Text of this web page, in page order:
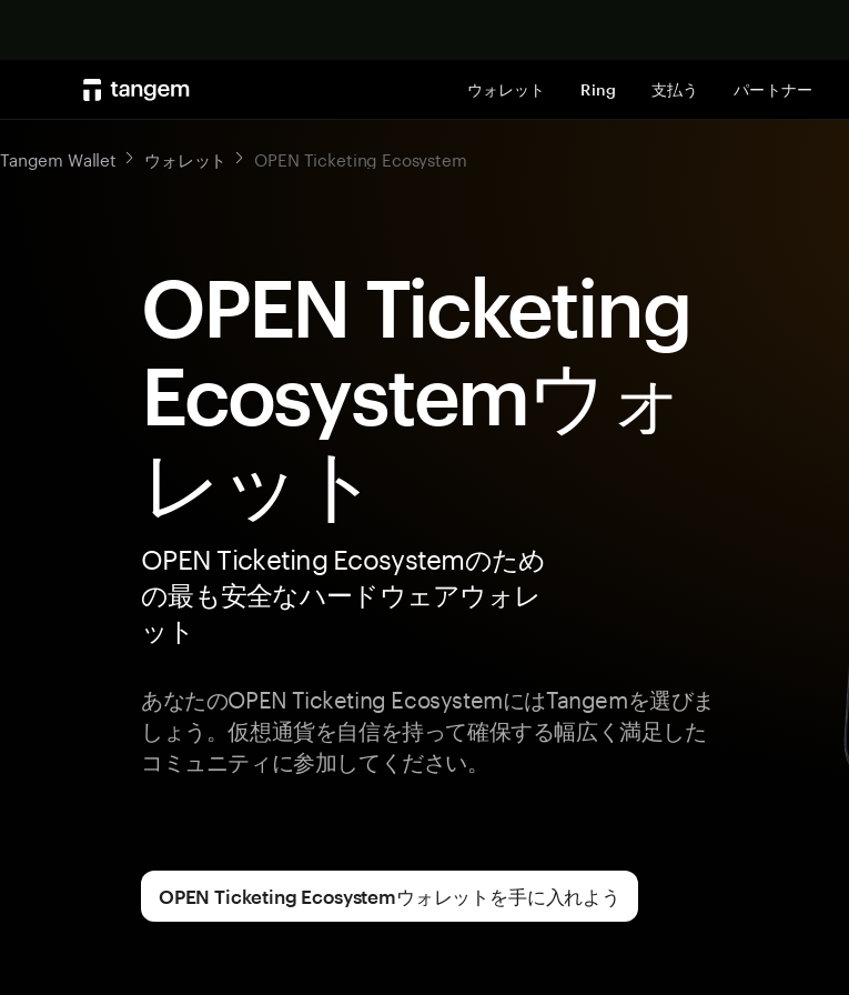
ウォレット Ring 支払う パートナー
Tangem Wallet ウォレット OPEN Ticketing Ecosystem
OPEN Ticketing
Ecosystemウォ
レット
OPEN Ticketing Ecosystemのため
の最も安全なハードウェアウォレ
ット
あなたのOPEN Ticketing EcosystemにはTangemを選びま
しょう。仮想通貨を自信を持って確保する幅広く満足した
コミュニティに参加してください。
OPEN Ticketing Ecosystemウォレットを手に入れよう